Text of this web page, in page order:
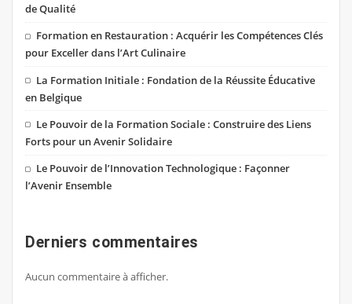
de Qualité
Formation en Restauration : Acquérir les Compétences Clés
pour Exceller dans l’Art Culinaire
La Formation Initiale : Fondation de la Réussite Éducative
en Belgique
Le Pouvoir de la Formation Sociale : Construire des Liens
Forts pour un Avenir Solidaire
Le Pouvoir de l’Innovation Technologique : Façonner
l’Avenir Ensemble
Derniers commentaires
Aucun commentaire à afficher.